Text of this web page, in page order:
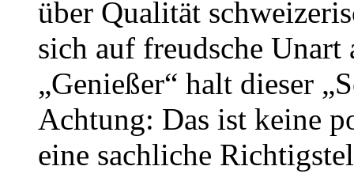
über Qualität
sich auf freudsche Unart
„Genießer“ halt dieser
Achtung: Das ist keine
eine sachliche